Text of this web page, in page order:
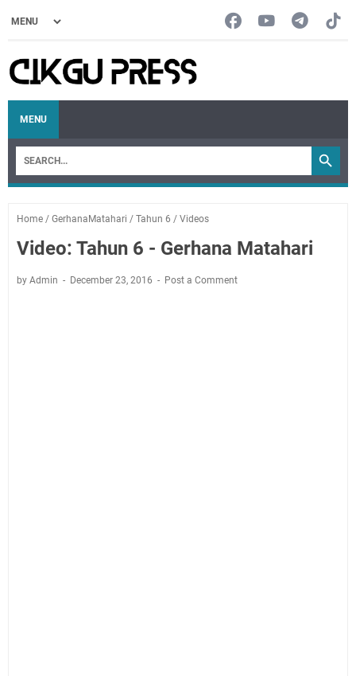
MENU
Home / GerhanaMatahari / Tahun 6 / Videos
Video: Tahun 6 - Gerhana Matahari
by Admin December 23, 2016 Post a Comment